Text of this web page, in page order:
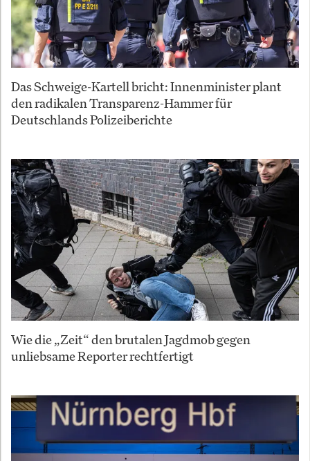
Das Schweige-Kartell bricht: Innenminister plant
den radikalen Transparenz-Hammer für
Deutschlands Polizeiberichte
Wie die „Zeit“ den brutalen Jagdmob gegen
unliebsame Reporter rechtfertigt